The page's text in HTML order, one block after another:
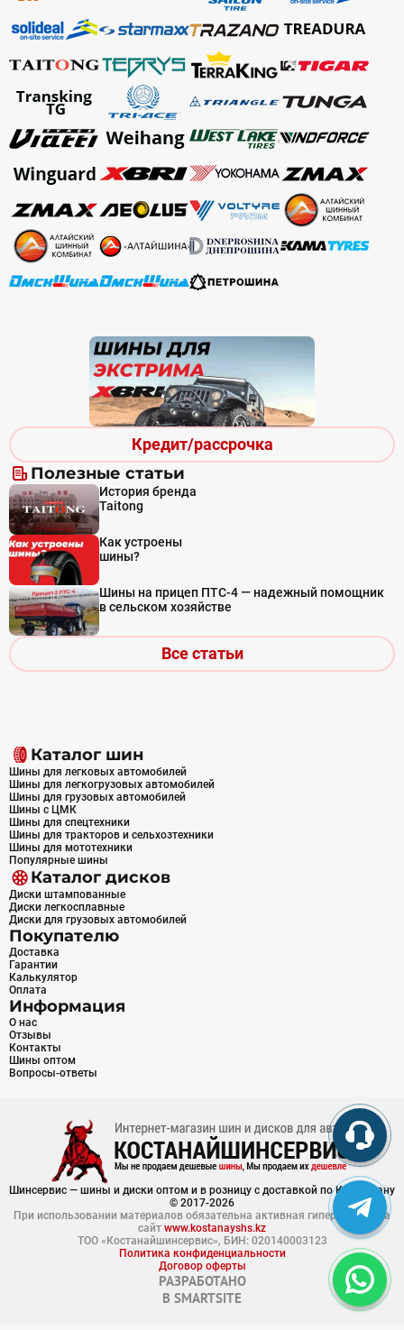
Кредит/рассрочка
Полезные статьи
История бренда
Taitong
Как устроены
шины?
Шины на прицеп ПТС-4 — надежный помощник
в сельском хозяйстве
Все статьи
Каталог шин
Шины для легковых автомобилей
Шины для легкогрузовых автомобилей
Шины для грузовых автомобилей
Шины с ЦМК
Шины для спецтехники
Шины для тракторов и сельхозтехники
Шины для мототехники
Популярные шины
Каталог дисков
Диски штампованные
Диски легкосплавные
Диски для грузовых автомобилей
Покупателю
Доставка
Гарантии
Калькулятор
Оплата
Информация
О нас
Отзывы
Контакты
Шины оптом
Вопросы-ответы
Шинсервис — шины и диски оптом и в розницу с доставкой по Казахстану
© 2017-2026
При использовании материалов обязательна активная гиперссылка на
сайт www.kostanayshs.kz
ТОО «Костанайшинсервис», БИН: 020140003123
Политика конфиденциальности
Договор оферты
РАЗРАБОТАНО
В SMARTSITE